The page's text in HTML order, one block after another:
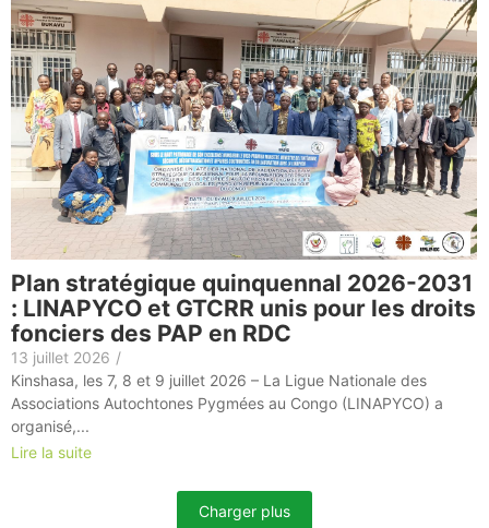
Plan stratégique quinquennal 2026-2031
: LINAPYCO et GTCRR unis pour les droits
fonciers des PAP en RDC
13 juillet 2026 /
Kinshasa, les 7, 8 et 9 juillet 2026 – La Ligue Nationale des
Associations Autochtones Pygmées au Congo (LINAPYCO) a
organisé,...
Lire la suite
Charger plus